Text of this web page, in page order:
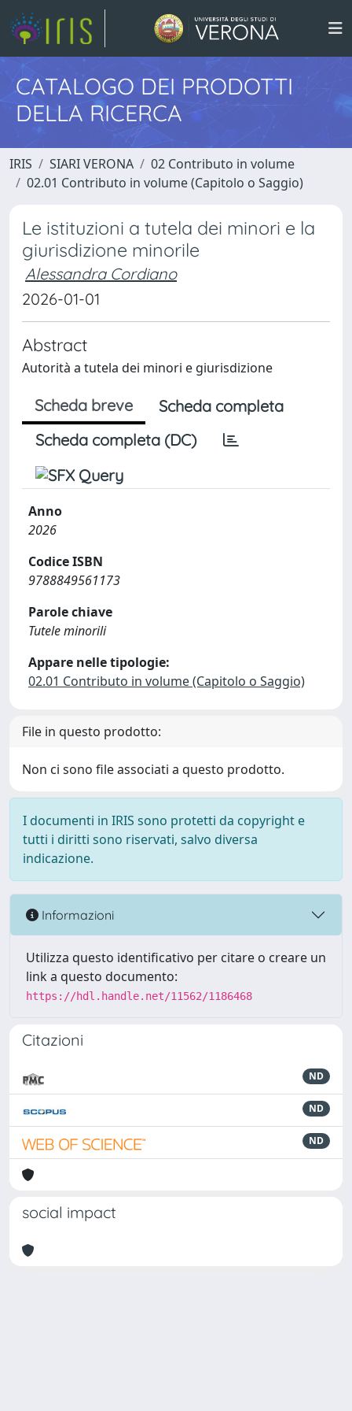
CATALOGO DEI PRODOTTI
DELLA RICERCA
IRIS SIARI VERONA
02 Contributo in volume
02.01 Contributo in volume (Capitolo o Saggio)
Le istituzioni a tutela dei minori e la
giurisdizione minorile
Alessandra Cordiano
2026-01-01
Abstract
Autorità a tutela dei minori e giurisdizione
Scheda breve
Scheda completa
Scheda completa (DC)
Anno
2026
Codice ISBN
9788849561173
Parole chiave
Tutele minorili
Appare nelle tipologie:
02.01 Contributo in volume (Capitolo o Saggio)
File in questo prodotto:
Non ci sono file associati a questo prodotto.
I documenti in IRIS sono protetti da copyright e
tutti i diritti sono riservati, salvo diversa
indicazione.
Informazioni
Utilizza questo identificativo per citare o creare un
link a questo documento:
https://hdl.handle.net/11562/1186468
Citazioni
ND
ND
ND
social impact